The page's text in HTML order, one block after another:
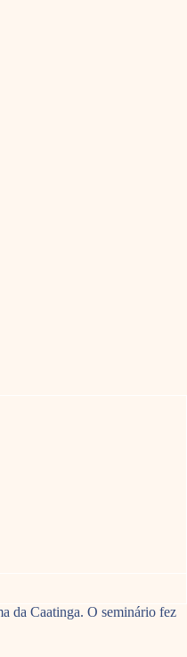
da Caatinga. O seminário fez